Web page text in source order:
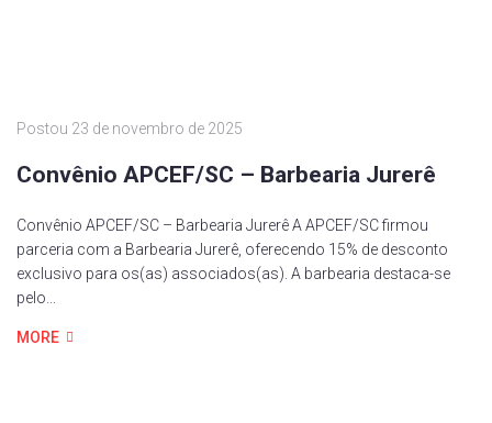
Postou 23 de novembro de 2025
Convênio APCEF/SC – Barbearia Jurerê
Convênio APCEF/SC – Barbearia Jurerê A APCEF/SC firmou
parceria com a Barbearia Jurerê, oferecendo 15% de desconto
exclusivo para os(as) associados(as). A barbearia destaca-se
pelo...
MORE